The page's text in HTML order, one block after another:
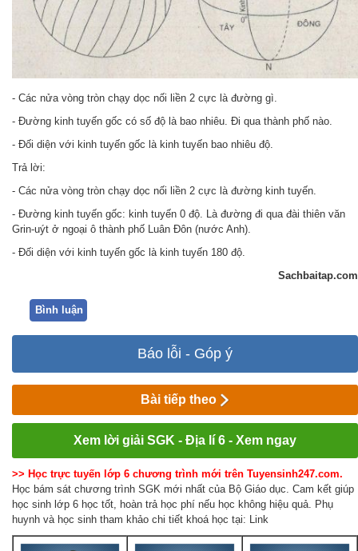
- Các nửa vòng tròn chạy dọc nối liền 2 cực là đường gì.
- Đường kinh tuyến gốc có số độ là bao nhiêu. Đi qua thành phố nào.
- Đối diện với kinh tuyến gốc là kinh tuyến bao nhiêu độ.
Trả lời:
- Các nửa vòng tròn chạy dọc nối liền 2 cực là đường kinh tuyến.
- Đường kinh tuyến gốc: kinh tuyến 0 độ. Là đường đi qua đài thiên văn
Grin-uýt ở ngoại ô thành phố Luân Đôn (nước Anh).
- Đối diện với kinh tuyến gốc là kinh tuyến 180 độ.
Sachbaitap.com
Bình luận
Báo lỗi - Góp ý
Bài tiếp theo
Xem lời giải SGK - Địa lí 6 - Xem ngay
>> Học trực tuyến lớp 6 chương trình mới trên Tuyensinh247.com.
Học bám sát chương trình SGK mới nhất của Bộ Giáo dục. Cam kết giúp
học sinh lớp 6 học tốt, hoàn trả học phí nếu học không hiệu quả. Phụ
huynh và học sinh tham khảo chi tiết khoá học tại: Link